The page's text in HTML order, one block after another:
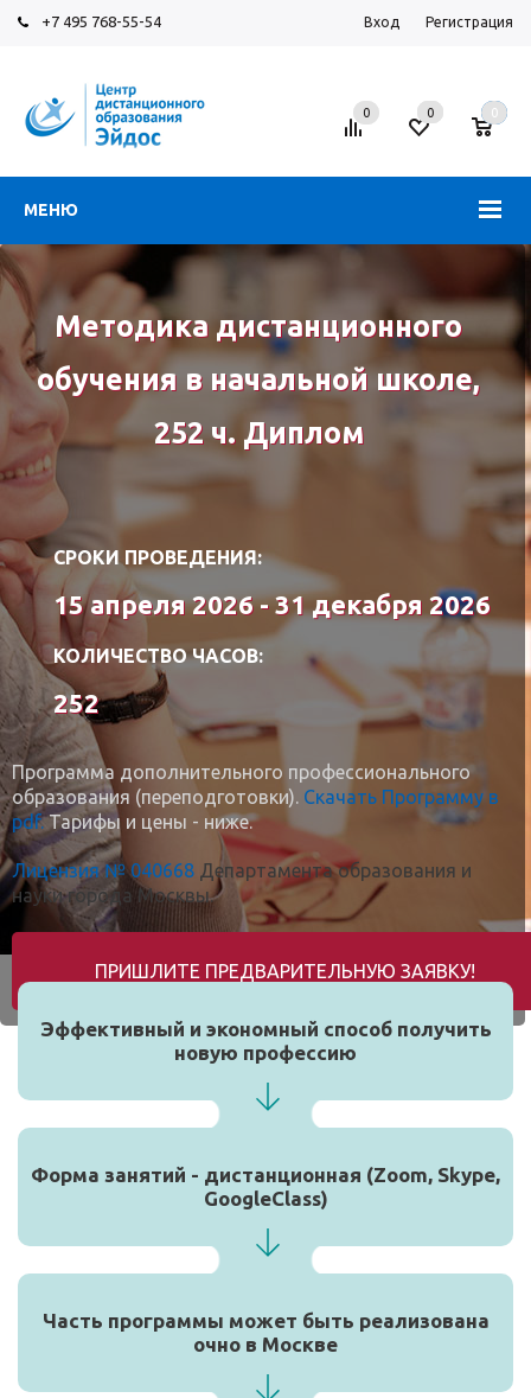
+7 495 768-55-54 Вход Регистрация
МЕНЮ
0 0 0
Методика дистанционного
обучения в начальной школе,
252 ч. Диплом
СРОКИ ПРОВЕДЕНИЯ:
15 апреля 2026 - 31 декабря 2026
КОЛИЧЕСТВО ЧАСОВ:
252
Программа дополнительного профессионального
образования (переподготовки). Скачать Программу в
pdf. Тарифы и цены - ниже.
Лицензия № 040668 Департамента образования и
науки города Москвы.
ПРИШЛИТЕ ПРЕДВАРИТЕЛЬНУЮ ЗАЯВКУ!
Эффективный и экономный способ получить
новую профессию
Форма занятий - дистанционная (Zoom, Skype,
GoogleClass)
Часть программы может быть реализована
очно в Москве